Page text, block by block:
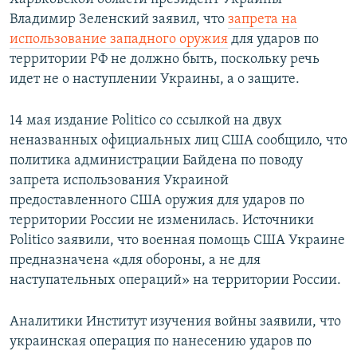
Владимир Зеленский заявил, что запрета на
использование западного оружия для ударов по
территории РФ не должно быть, поскольку речь
идет не о наступлении Украины, а о защите.
14 мая издание Politico со ссылкой на двух
неназванных официальных лиц США сообщило, что
политика администрации Байдена по поводу
запрета использования Украиной
предоставленного США оружия для ударов по
территории России не изменилась. Источники
Politico заявили, что военная помощь США Украине
предназначена «для обороны, а не для
наступательных операций» на территории России.
Аналитики Институт изучения войны заявили, что
украинская операция по нанесению ударов по